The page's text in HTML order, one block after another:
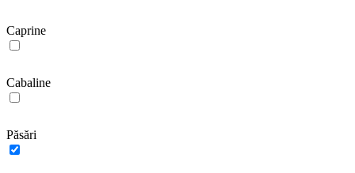
Caprine
Cabaline
Păsări